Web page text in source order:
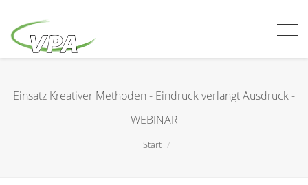
Einsatz Kreativer Methoden - Eindruck verlangt Ausdruck -
WEBINAR
Start